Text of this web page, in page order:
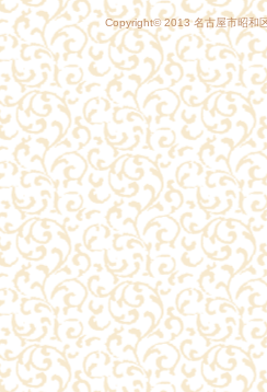
Copyright© 2013名古屋市昭和